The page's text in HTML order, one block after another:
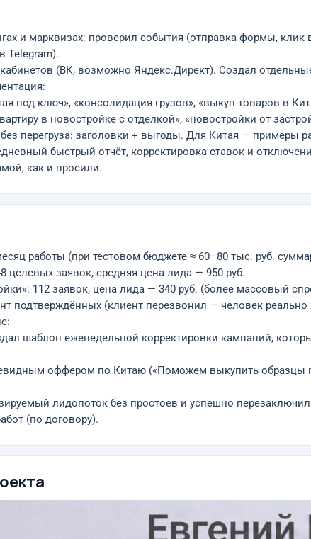
и марквизах: проверил события (отправка формы,
Telegram).
(ВК, возможно Яндекс.Директ). Создал
под ключ», «консолидация грузов», «выкуп товаров в
в новостройке с отделкой», «новостройки от
перегруза: заголовки + выгоды. Для Китая — примеры
быстрый отчёт, корректировка ставок и
как и просили.
работы (при тестовом бюджете ≈ 60–80 тыс. руб.
целевых заявок, средняя цена лида — 950 руб.
112 заявок, цена лида — 340 руб. (более массовый
подтверждённых (клиент перезвонил — человек
шаблон еженедельной корректировки кампаний,
оффером по Китаю («Поможем выкупить образцы
лидопоток без простоев и успешно
(по договору).